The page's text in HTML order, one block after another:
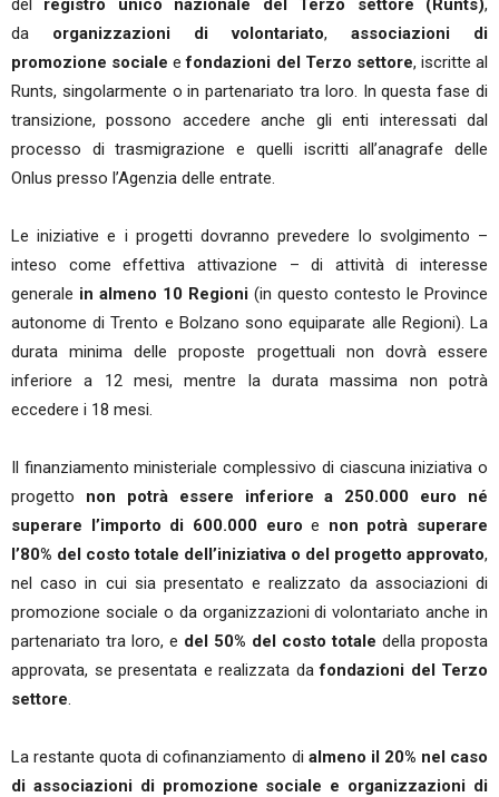
del registro unico nazionale del Terzo settore (Runts),
da organizzazioni di volontariato, associazioni di
promozione sociale efondazioni del Terzo settore, iscritte al
Runts, singolarmente o in partenariato tra loro. In questa fase di
transizione, possono accedere anche gli enti interessati dal
processo di trasmigrazione e quelli iscritti all’anagrafe delle
Onlus presso l’Agenzia delle entrate.
Le iniziative e i progetti dovranno prevedere lo svolgimento –
inteso come effettiva attivazione – di attività di interesse
generale in almeno 10 Regioni (in questo contesto le Province
autonome di Trento e Bolzano sono equiparate alle Regioni). La
durata minima delle proposte progettuali non dovrà essere
inferiore a 12 mesi, mentre la durata massima non potrà
eccedere i 18 mesi.
Il finanziamento ministeriale complessivo di ciascuna iniziativa o
progetto non potrà essere inferiore a 250.000 euro
né
superare l’importo di 600.000 euro e non potrà superare
l’80% del costo totale dell’iniziativa o del progetto approvato,
nel caso in cui sia presentato e realizzato da associazioni di
promozione sociale o da organizzazioni di volontariato anche in
partenariato tra loro, e del 50% del costo totale della proposta
approvata, se presentata e realizzata dafondazioni del Terzo
settore.
La restante quota di cofinanziamento di almeno il 20% nel caso
di associazioni di promozione sociale e organizzazioni di